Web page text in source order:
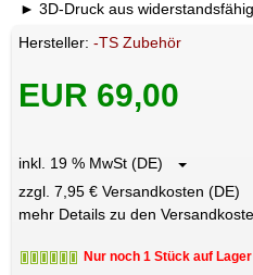
3D-Druck aus
Hersteller:-TS Zubehör
EUR 69,00
inkl. 19 % MwSt (DE)
zzgl. 7,95 € Versandkosten (DE)
mehr Details zu den
Nur noch 1 Stück auf Lager